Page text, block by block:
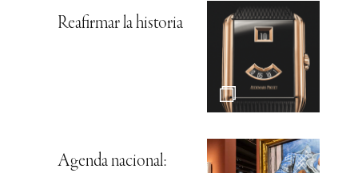
Reafirmar la historia
Agenda nacional: